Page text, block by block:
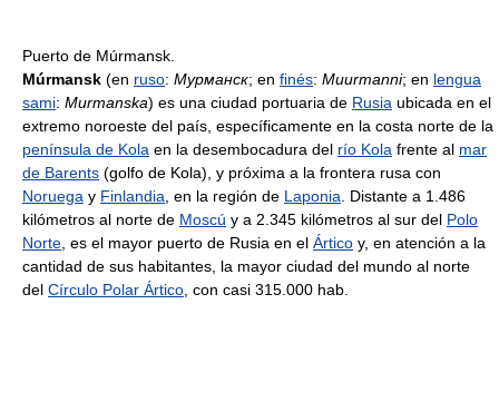
Puerto de Múrmansk.
Múrmansk (en ruso: Мурманск; en finés: Muurmanni; en lengua
sami: Murmanska) es una ciudad portuaria de Rusia ubicada en el
extremo noroeste del país, específicamente en la costa norte de la
península de Kola en la desembocadura del río Kola frente al mar
de Barents (golfo de Kola), y próxima a la frontera rusa con
Noruega y Finlandia , en la región de Laponia . Distante a 1.486
kilómetros al norte de Moscú y a 2.345 kilómetros al sur del Polo
Norte , es el mayor puerto de Rusia en el Ártico y, en atención a la
cantidad de sus habitantes, la mayor ciudad del mundo al norte
del Círculo Polar Ártico , con casi 315.000 hab.